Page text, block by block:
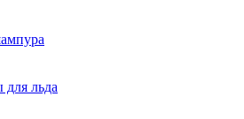
для льда